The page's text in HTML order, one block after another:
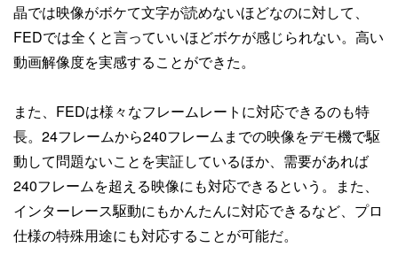
晶では映像がボケて文字が読めないほどなのに対して、
FEDでは全くと言っていいほどボケが感じられない。高い
動画解像度を実感することができた。
また、FEDは様々なフレームレートに対応できるのも特
長。24フレームから240フレームまでの映像をデモ機で駆
動して問題ないことを実証しているほか、需要があれば
240フレームを超える映像にも対応できるという。また、
インターレース駆動にもかんたんに対応できるなど、プロ
仕様の特殊用途にも対応することが可能だ。